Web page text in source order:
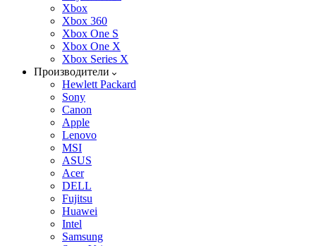
Xbox
Xbox 360
Xbox One S
Xbox One X
Xbox Series X
Производители
Hewlett Packard
Sony
Canon
Apple
Lenovo
MSI
ASUS
Acer
DELL
Fujitsu
Huawei
Intel
Samsung